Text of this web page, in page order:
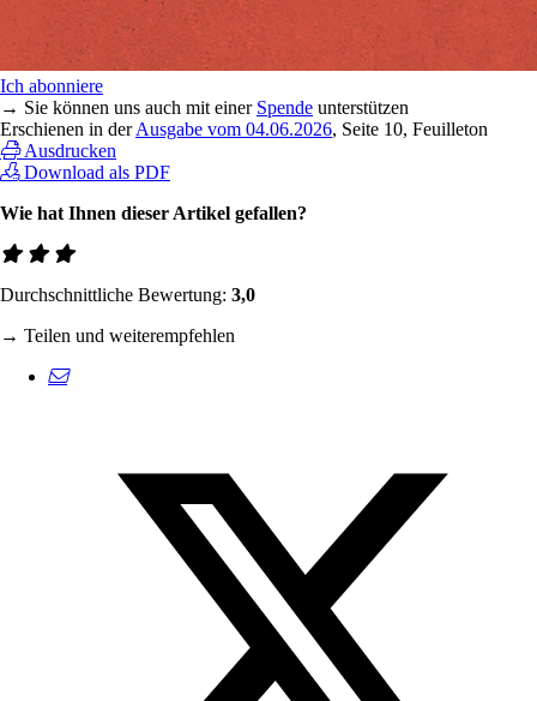
Ich abonniere
→ Sie können uns auch mit einer Spende unterstützen
Erschienen in derAusgabe vom 04.06.2026, Seite 10, Feuilleton
Ausdrucken
Download als PDF
Wie hat Ihnen dieser Artikel gefallen?
Durchschnittliche Bewertung: 3,0
→ Teilen und weiterempfehlen